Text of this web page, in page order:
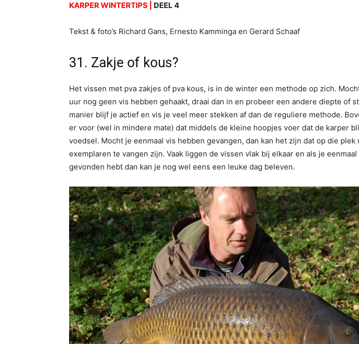
KARPER WINTERTIPS | DEEL 4
Tekst & foto’s Richard Gans, Ernesto Kamminga en Gerard Schaaf
31. Zakje of kous?
Het vissen met pva zakjes of pva kous, is in de winter een methode op zich.
uur nog geen vis hebben gehaakt, draai dan in en probeer een andere diepte of
manier blijf je actief en vis je veel meer stekken af dan de reguliere methode.
er voor (wel in mindere mate) dat middels de kleine hoopjes voer dat de karper
voedsel. Mocht je eenmaal vis hebben gevangen, dan kan het zijn dat op die plek
exemplaren te vangen zijn. Vaak liggen de vissen vlak bij elkaar en als je
gevonden hebt dan kan je nog wel eens een leuke dag beleven.